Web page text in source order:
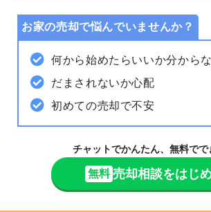
お家の売却で悩んでいませんか？
何から始めたらいいか分から
だまされないか心配
初めての売却で不安
チャットでかんたん、無料でで
無料 売却相談をはじ